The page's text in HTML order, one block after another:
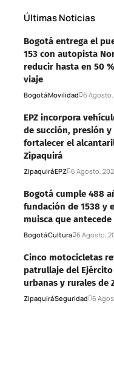
Últimas Noticias
Bogotá entrega el
153 con autopista
reducir hasta en 50
viaje
BogotáMovilidad 6
EPZ incorpora
de succión, presión
fortalecer el
Zipaquirá
ZipaquiráEPZ 6 Agosto,
Bogotá cumple 488
fundación de 1538 y
muisca que
BogotáCultura 6 Agosto,
Cinco motocicletas
patrullaje del
urbanas y rurales de
ZipaquiráSeguridad 6